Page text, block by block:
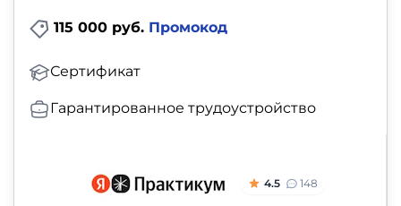
115 000 руб. Промокод
Сертификат
Гарантированное трудоустройство
4.5 148